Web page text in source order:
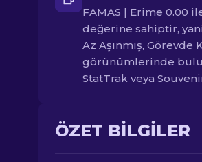
FAMAS | Erime 0.00
değerine sahiptir,
Az Aşınmış, Görevde
görünümlerinde
StatTrak veya
ÖZET BILGILER